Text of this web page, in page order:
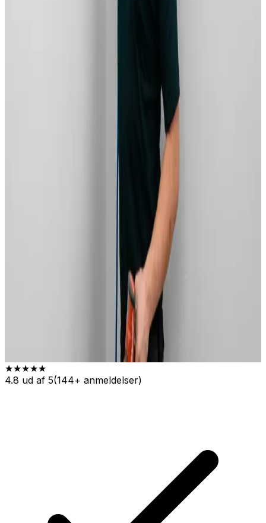
70 60 30 04
★★★★★
4.8 ud af 5(144+ anmeldelser)